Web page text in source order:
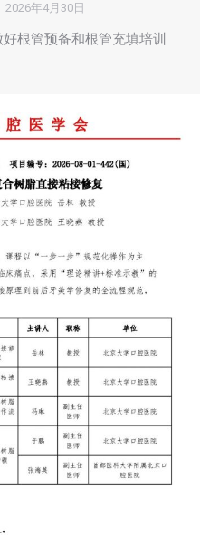
2026年4月30日
好根管预备和根管充填培训